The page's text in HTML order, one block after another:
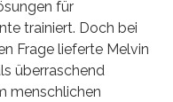
für
trainiert. Doch bei
Frage lieferte Melvin
überraschend
menschlichen